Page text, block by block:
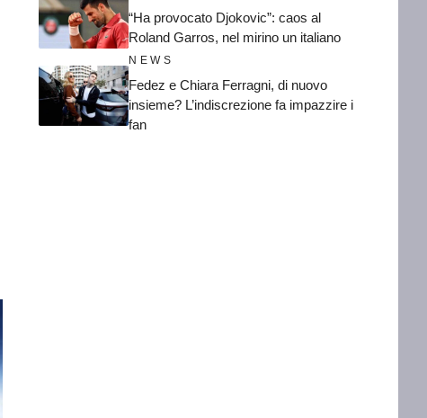
“Ha provocato Djokovic”: caos al
Roland Garros, nel mirino un italiano
NEWS
Fedez e Chiara Ferragni, di nuovo
insieme? L’indiscrezione fa impazzire i
fan